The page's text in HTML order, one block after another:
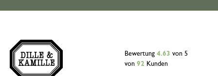
Bewertung 4.63 von 5
von 92 Kunden